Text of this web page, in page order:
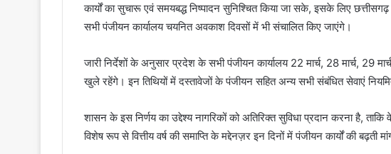
कार्यों का सुचारू एवं समयबद्ध निष्पादन सुनिश्चित किया जा सके, इसके लिए
सभी पंजीयन कार्यालय चयनित अवकाश दिवसों में भी संचालित किए जाएंगे।
जारी निर्देशों के अनुसार प्रदेश के सभी पंजीयन कार्यालय 22 मार्च, 28 मार्च, 29
खुले रहेंगे। इन तिथियों में दस्तावेजों के पंजीयन सहित अन्य सभी संबंधित सेवाएं
शासन के इस निर्णय का उद्देश्य नागरिकों को अतिरिक्त सुविधा प्रदान करना है,
विशेष रूप से वित्तीय वर्ष की समाप्ति के मद्देनज़र इन दिनों में पंजीयन कार्यों की